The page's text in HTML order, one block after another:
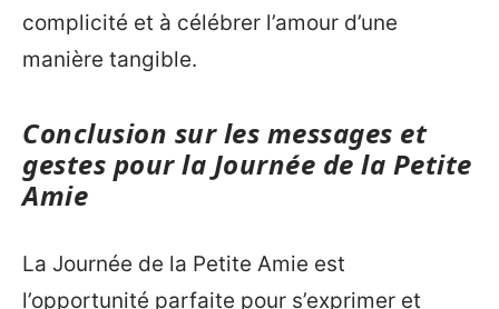
complicité et à célébrer l’amour d’une
manière tangible.
Conclusion sur les messages et
gestes pour la Journée de la Petite
Amie
La Journée de la Petite Amie est
l’opportunité parfaite pour s’exprimer et